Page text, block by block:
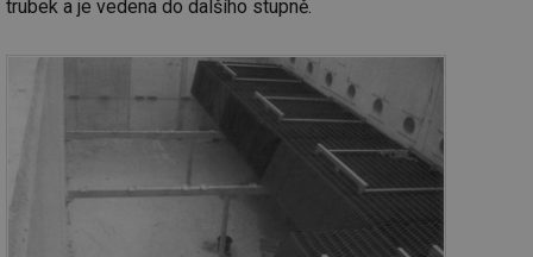
trubek a je vedena do dalšího stupně.